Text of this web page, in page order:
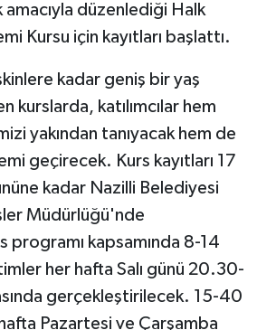
düzenlediği Halk
Kursu için kayıtları başlattı.
kadar geniş bir yaş
kurslarda, katılımcılar hem
yakından tanıyacak hem de
geçirecek. Kurs kayıtları 17
kadar Nazilli Belediyesi
Müdürlüğü'nde
programı kapsamında 8-14
her hafta Salı günü 20.30-
gerçekleştirilecek. 15-40
Pazartesi ve Çarşamba